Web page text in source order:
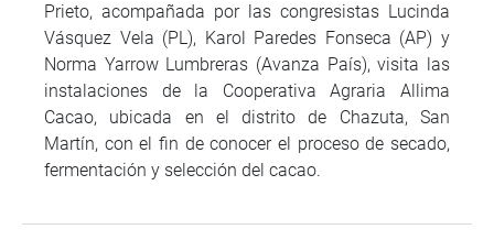
Prieto, acompañada por las congresistas Lucinda
Vásquez Vela (PL), Karol Paredes Fonseca (AP) y
Norma Yarrow Lumbreras (Avanza País), visita las
instalaciones de la Cooperativa Agraria Allima
Cacao, ubicada en el distrito de Chazuta, San
Martín, con el fin de conocer el proceso de secado,
fermentación y selección del cacao.